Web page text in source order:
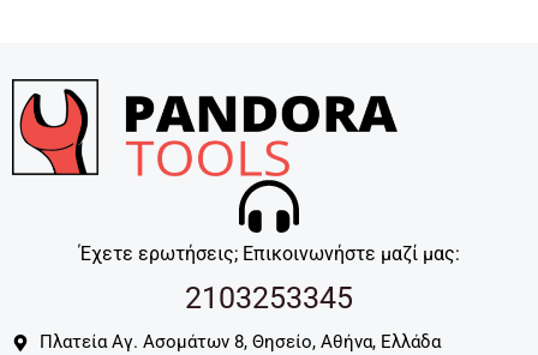
Έχετε ερωτήσεις; Επικοινωνήστε μαζί μας:
2103253345
Πλατεία Αγ. Ασομάτων 8, Θησείο, Αθήνα, Ελλάδα